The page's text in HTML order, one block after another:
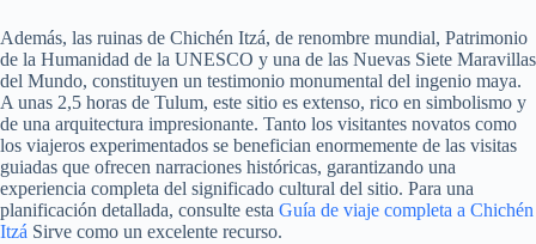
Además, las ruinas de Chichén Itzá, de renombre mundial, Patrimonio
de la Humanidad de la UNESCO y una de las Nuevas Siete Maravillas
del Mundo, constituyen un testimonio monumental del ingenio maya.
A unas 2,5 horas de Tulum, este sitio es extenso, rico en simbolismo y
de una arquitectura impresionante. Tanto los visitantes novatos como
los viajeros experimentados se benefician enormemente de las visitas
guiadas que ofrecen narraciones históricas, garantizando una
experiencia completa del significado cultural del sitio. Para una
planificación detallada, consulte esta Guía de viaje completa a Chichén
Itzá Sirve como un excelente recurso.